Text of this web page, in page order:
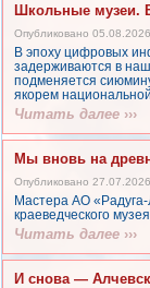
Школьные музеи.
Опубликовано 05.08.2026
В эпоху цифровых
задерживаются в
подменяется
якорем
Читать далее ›››
Мы вновь на
Опубликовано 27.07.2026
Мастера АО
краеведческого
Читать далее ›››
И снова —